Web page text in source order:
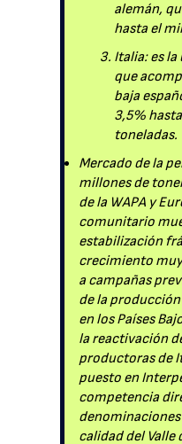
alemán,
hasta el
Italia: es
que
baja
3,5%
toneladas.
Mercado de la
millones de
de la WAPA y
comunitario
estabilización
crecimiento
a campañas
de la
en los Países
la reactivación
productoras de
puesto en
competencia
calidad del Valle